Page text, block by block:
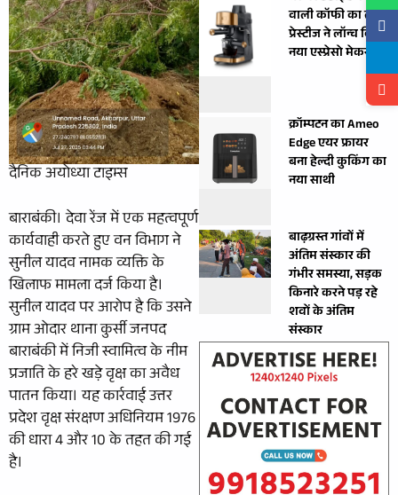
दैनिक अयोध्या टाइम्स
बाराबंकी। देवा रेंज में एक महत्वपूर्ण
कार्यवाही करते हुए वन विभाग ने
सुनील यादव नामक व्यक्ति के
खिलाफ मामला दर्ज किया है।
सुनील यादव पर आरोप है कि उसने
ग्राम ओदार थाना कुर्सी जनपद
बाराबंकी में निजी स्वामित्व के नीम
प्रजाति के हरे खड़े वृक्ष का अवैध
पातन किया। यह कार्रवाई उत्तर
प्रदेश वृक्ष संरक्षण अधिनियम 1976
की धारा 4 और 10 के तहत की गई
है।
वाली कॉफी का लुत्फ
प्रेस्टीज ने लॉन्च किया
नया एस्प्रेसो मेकर
क्रॉम्पटन का Ameo
Edge एयर फ्रायर
बना हेल्दी कुकिंग का
नया साथी
बाढ़ग्रस्त गांवों में
अंतिम संस्कार की
गंभीर समस्या, सड़क
किनारे करने पड़ रहे
शवों के अंतिम
संस्कार